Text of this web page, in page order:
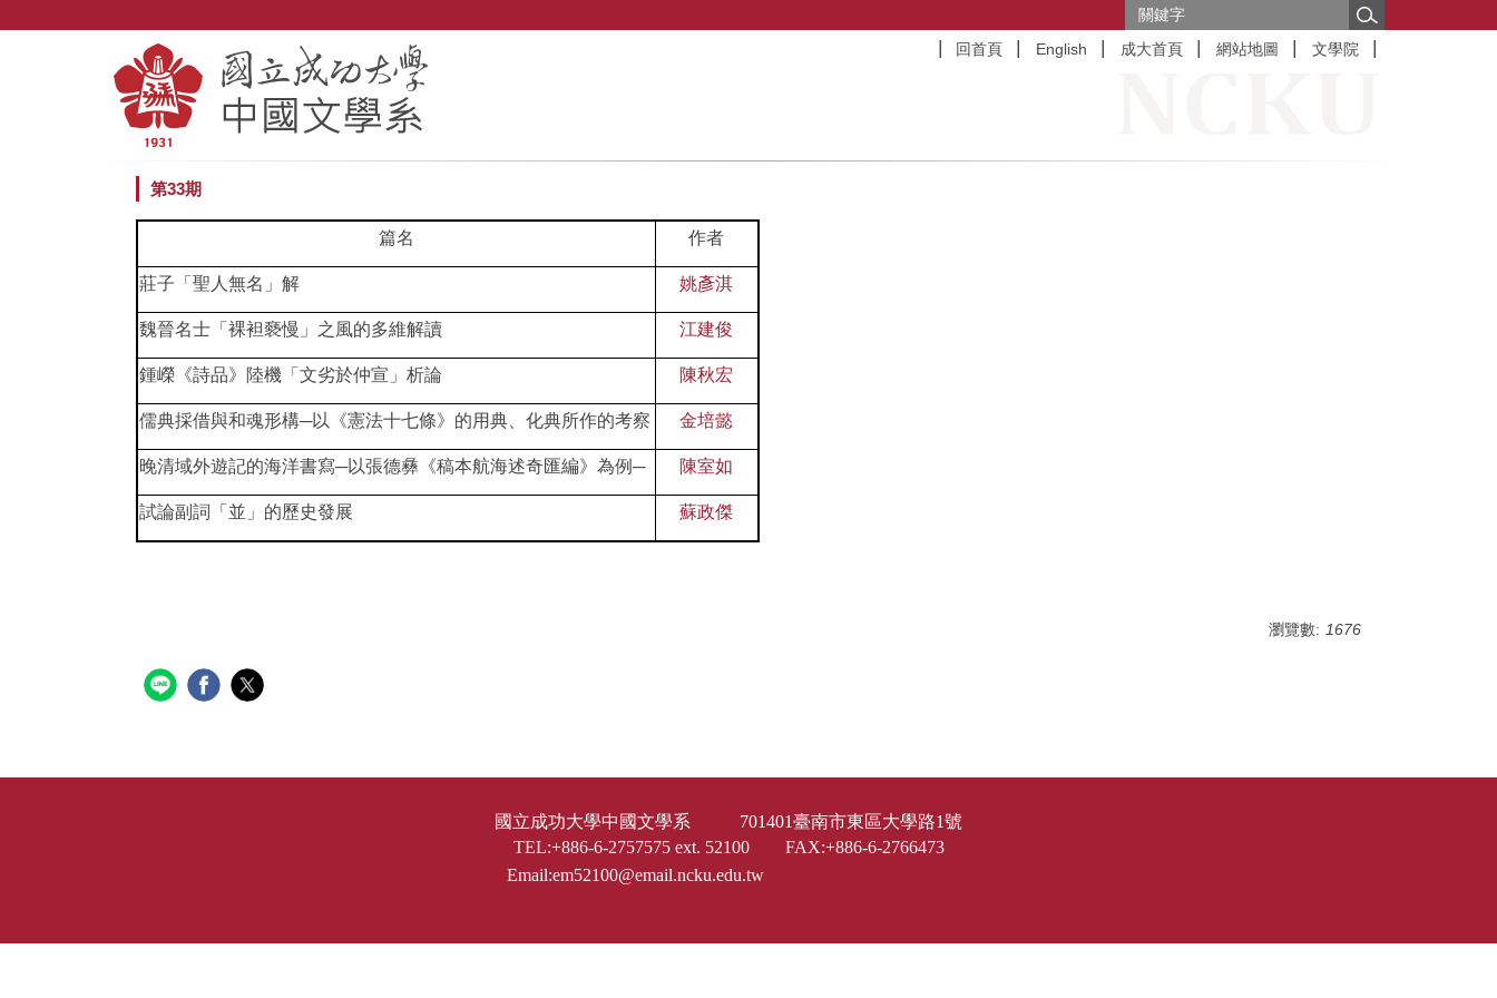
回首頁 English 成大首頁 網站地圖 文學院
第33期
篇名 作者
莊子「聖人無名」解 姚彥淇
魏晉名士「裸袒褻慢」之風的多維解讀 江建俊
鍾嶸《詩品》陸機「文劣於仲宣」析論 陳秋宏
儒典採借與和魂形構─以《憲法十七條》的用典、化典所作的考察 金培懿
晚清域外遊記的海洋書寫─以張德彝《稿本航海述奇匯編》為例─ 陳室如
試論副詞「並」的歷史發展 蘇政傑
瀏覽數: 1676
國立成功大學中國文學系 701401臺南市東區大學路1號
TEL:+886-6-2757575 ext. 52100 FAX:+886-6-2766473
Email:em52100@email.ncku.edu.tw